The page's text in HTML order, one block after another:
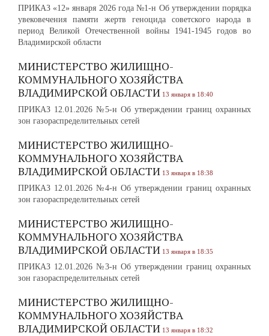
ПРИКАЗ «12» января 2026 года №1-н Об утверждении порядка
увековечения памяти жертв геноцида советского народа в
период Великой Отечественной войны 1941-1945 годов во
Владимирской области
МИНИСТЕРСТВО ЖИЛИЩНО-
КОММУНАЛЬНОГО ХОЗЯЙСТВА
ВЛАДИМИРСКОЙ ОБЛАСТИ 13 января в 18:40
ПРИКАЗ 12.01.2026 №5-н Об утверждении границ охранных
зон газораспределительных сетей
МИНИСТЕРСТВО ЖИЛИЩНО-
КОММУНАЛЬНОГО ХОЗЯЙСТВА
ВЛАДИМИРСКОЙ ОБЛАСТИ 13 января в 18:38
ПРИКАЗ 12.01.2026 №4-н Об утверждении границ охранных
зон газораспределительных сетей
МИНИСТЕРСТВО ЖИЛИЩНО-
КОММУНАЛЬНОГО ХОЗЯЙСТВА
ВЛАДИМИРСКОЙ ОБЛАСТИ 13 января в 18:35
ПРИКАЗ 12.01.2026 №3-н Об утверждении границ охранных
зон газораспределительных сетей
МИНИСТЕРСТВО ЖИЛИЩНО-
КОММУНАЛЬНОГО ХОЗЯЙСТВА
ВЛАДИМИРСКОЙ ОБЛАСТИ 13 января в 18:32